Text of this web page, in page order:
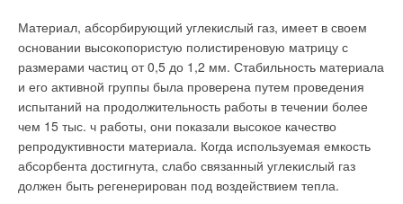
Материал, абсорбирующий углекислый газ, имеет в своем
основании высокопористую полистиреновую матрицу с
размерами частиц от 0,5 до 1,2 мм. Стабильность материала
и его активной группы была проверена путем проведения
испытаний на продолжительность работы в течении более
чем 15 тыс. ч работы, они показали высокое качество
репродуктивности материала. Когда используемая емкость
абсорбента достигнута, слабо связанный углекислый газ
должен быть регенерирован под воздействием тепла.
оценки участников
Стальные панельные радиаторы на российском рынке
ЖУРНАЛ СОК МАРТ 2005
→
Радиаторы: стальные панельные или алюминиевые
секционные?
ЖУРНАЛ СОК АВГУСТ 2004
установка многокритериальных детекторов, которые
работают в тандеме с тепловыми датчиками. Сигналы от
этих датчиков обрабатываются микропроцессором, который
отсеивает ложные срабатывания, однако время реакции при
наступлении настоящего пожара увеличивается.
Контролируя показания от каждого датчика, а также
отслеживая изменения в полученных показаниях
(увеличение температуры или уменьшение